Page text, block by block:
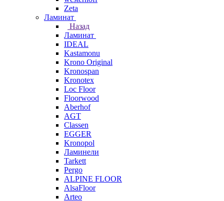
Zeta
Ламинат
Назад
Ламинат
IDEAL
Kastamonu
Krono Original
Kronospan
Kronotex
Loc Floor
Floorwood
Aberhof
AGT
Classen
EGGER
Kronopol
Ламинели
Tarkett
Pergo
ALPINE FLOOR
AlsaFloor
Arteo